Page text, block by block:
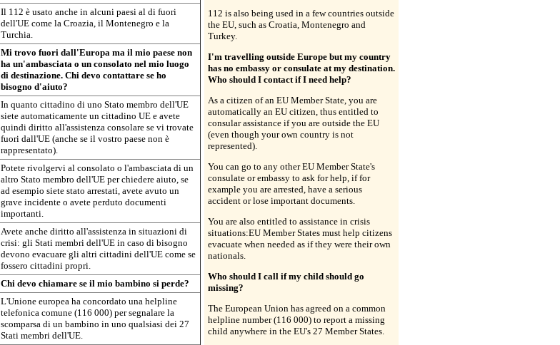
Il 112 è usato anche in alcuni paesi al di fuori
dell'UE come la Croazia, il Montenegro e la
Turchia.
Mi trovo fuori dall'Europa ma il mio paese non
ha un'ambasciata o un consolato nel mio luogo
di destinazione. Chi devo contattare se ho
bisogno d'aiuto?
In quanto cittadino di uno Stato membro dell'UE
siete automaticamente un cittadino UE e avete
quindi diritto all'assistenza consolare se vi trovate
fuori dall'UE (anche se il vostro paese non è
rappresentato).
Potete rivolgervi al consolato o l'ambasciata di un
altro Stato membro dell'UE per chiedere aiuto, se
ad esempio siete stato arrestati, avete avuto un
grave incidente o avete perduto documenti
importanti.
Avete anche diritto all'assistenza in situazioni di
crisi: gli Stati membri dell'UE in caso di bisogno
devono evacuare gli altri cittadini dell'UE come se
fossero cittadini propri.
Chi devo chiamare se il mio bambino si perde?
L'Unione europea ha concordato una helpline
telefonica comune (116 000) per segnalare la
scomparsa di un bambino in uno qualsiasi dei 27
Stati membri dell'UE.
112 is also being used in a few countries outside
the EU, such as Croatia, Montenegro and
Turkey.
I'm travelling outside Europe but my country
has no embassy or consulate at my destination.
Who should I contact if I need help?
As a citizen of an EU Member State, you are
automatically an EU citizen, thus entitled to
consular assistance if you are outside the EU
(even though your own country is not
represented).
You can go to any other EU Member State's
consulate or embassy to ask for help, if for
example you are arrested, have a serious
accident or lose important documents.
You are also entitled to assistance in crisis
situations:EU Member States must help citizens
evacuate when needed as if they were their own
nationals.
Who should I call if my child should go
missing?
The European Union has agreed on a common
helpline number (116 000) to report a missing
child anywhere in the EU's 27 Member States.